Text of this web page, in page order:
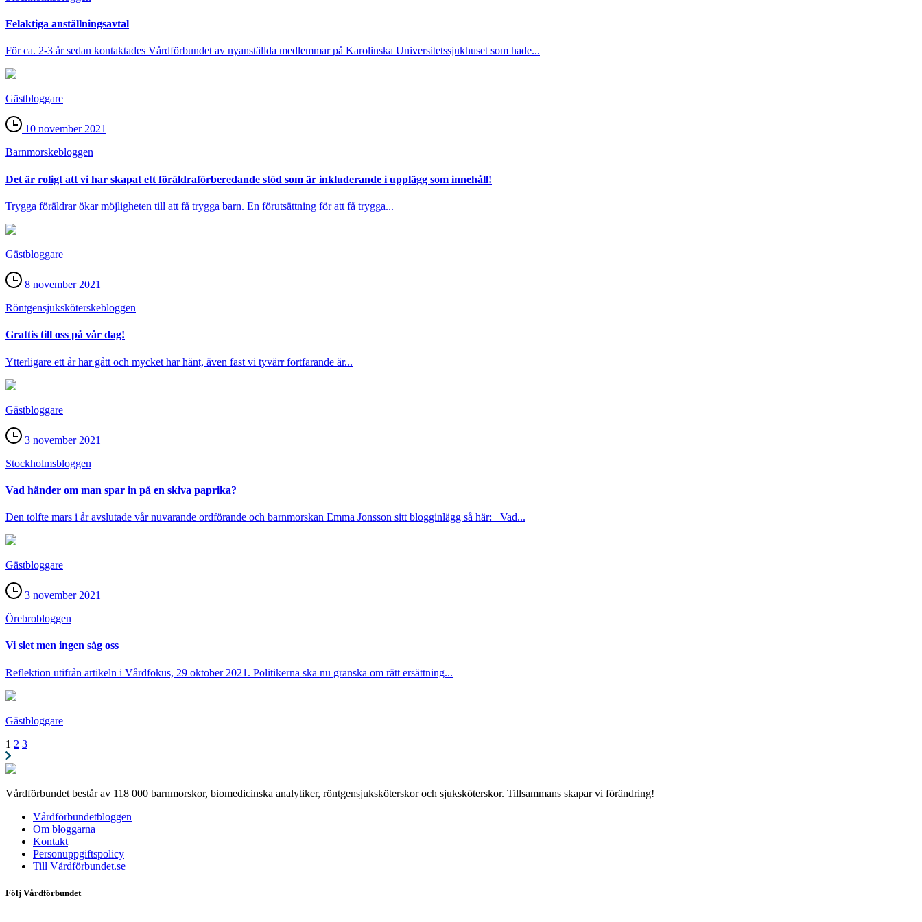
Felaktiga anställningsavtal
För ca. 2-3 år sedan kontaktades Vårdförbundet av nyanställda medlemmar på Karolinska Universitetssjukhuset som hade...
Gästbloggare
10 november 2021
Barnmorske­bloggen
Det är roligt att vi har skapat ett föräldraförberedande stöd som är inkluderande i upplägg som innehåll!
Trygga föräldrar ökar möjligheten till att få trygga barn. En förutsättning för att få trygga...
Gästbloggare
8 november 2021
Röntgensjuksköterske­bloggen
Grattis till oss på vår dag!
Ytterligare ett år har gått och mycket har hänt, även fast vi tyvärr fortfarande är...
Gästbloggare
3 november 2021
Stockholms­bloggen
Vad händer om man spar in på en skiva paprika?
Den tolfte mars i år avslutade vår nuvarande ordförande och barnmorskan Emma Jonsson sitt blogginlägg så här: Vad...
Gästbloggare
3 november 2021
Örebro­bloggen
Vi slet men ingen såg oss
Reflektion utifrån artikeln i Vårdfokus, 29 oktober 2021. Politikerna ska nu granska om rätt ersättning...
Gästbloggare
1 2 3
Vårdförbundet består av 118 000 barnmorskor, biomedicinska analytiker, röntgensjuksköterskor och sjuksköterskor. Tillsammans skapar vi förändring!
Vårdförbundetbloggen
Om bloggarna
Kontakt
Personuppgiftspolicy
Till Vårdförbundet.se
Följ Vårdförbundet